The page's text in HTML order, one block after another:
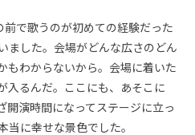
前で歌うのが初めての経験だった
ました。会場がどんな広さのどん
もわからないから。会場に着いた
入るんだ。ここにも、あそこに
演時間になってステージに立っ
当に幸せな景色でした。